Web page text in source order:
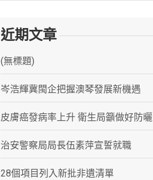
近期文章
(無標題)
岑浩輝冀閩企把握澳琴發展新機遇
皮膚癌發病率上升 衛生局籲做好防曬
治安警察局局長伍素萍宣誓就職
28個項目列入新批非遺清單